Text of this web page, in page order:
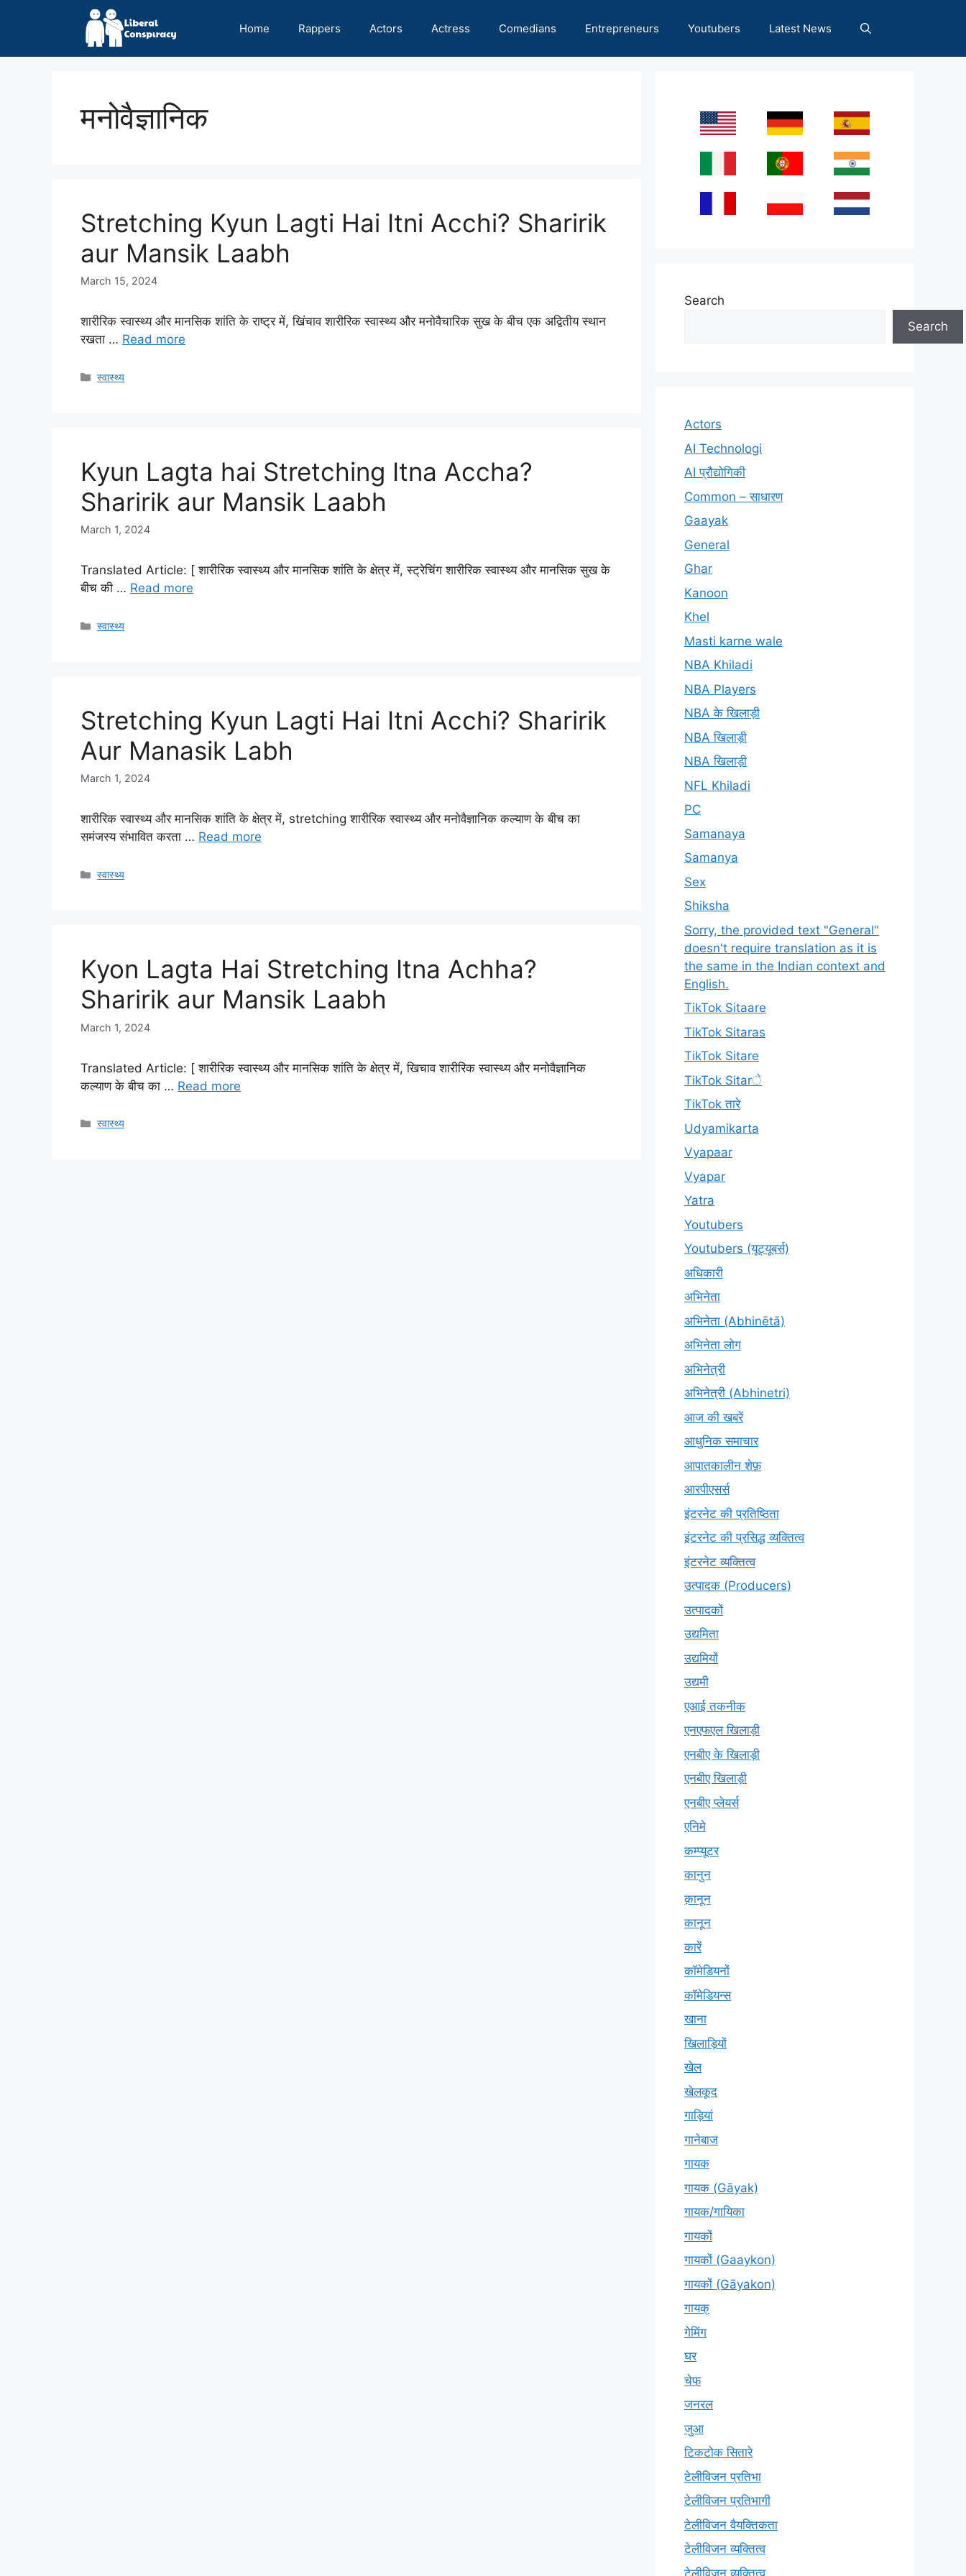
Home Rappers Actors Actress Comedians Entrepreneurs Youtubers Latest News
मनोवैज्ञानिक
Stretching Kyun Lagti Hai Itni Acchi? Sharirik
aur Mansik Laabh
March 15, 2024
शारीरिक स्वास्थ्य और मानसिक शांति के राष्ट्र में, खिंचाव शारीरिक स्वास्थ्य और मनोवैचारिक सुख के बीच एक अद्वितीय स्थान
रखता … Read more
Categories
स्वास्थ्य
Kyun Lagta hai Stretching Itna Accha?
Sharirik aur Mansik Laabh
March 1, 2024
Translated Article: [ शारीरिक स्वास्थ्य और मानसिक शांति के क्षेत्र में, स्ट्रेचिंग शारीरिक स्वास्थ्य और मानसिक सुख के
बीच की … Read more
Categories
स्वास्थ्य
Stretching Kyun Lagti Hai Itni Acchi? Sharirik
Aur Manasik Labh
March 1, 2024
शारीरिक स्वास्थ्य और मानसिक शांति के क्षेत्र में, stretching शारीरिक स्वास्थ्य और मनोवैज्ञानिक कल्याण के बीच का
समंजस्य संभावित करता … Read more
Categories
स्वास्थ्य
Kyon Lagta Hai Stretching Itna Achha?
Sharirik aur Mansik Laabh
March 1, 2024
Translated Article: [ शारीरिक स्वास्थ्य और मानसिक शांति के क्षेत्र में, खिचाव शारीरिक स्वास्थ्य और मनोवैज्ञानिक
कल्याण के बीच का … Read more
Categories
स्वास्थ्य
Search
Search
Actors
AI Technologi
AI प्रौद्योगिकी
Common – साधारण
Gaayak
General
Ghar
Kanoon
Khel
Masti karne wale
NBA Khiladi
NBA Players
NBA के खिलाड़ी
NBA खिलाड़ी
NBA खिलाड़ी
NFL Khiladi
PC
Samanaya
Samanya
Sex
Shiksha
Sorry, the provided text "General"
doesn't require translation as it is
the same in the Indian context and
English.
TikTok Sitaare
TikTok Sitaras
TikTok Sitare
TikTok Sitarे
TikTok तारे
Udyamikarta
Vyapaar
Vyapar
Yatra
Youtubers
Youtubers (यूट्यूबर्स)
अधिकारी
अभिनेता
अभिनेता (Abhinētā)
अभिनेता लोग
अभिनेत्री
अभिनेत्री (Abhinetri)
आज की खबरें
आधुनिक समाचार
आपातकालीन शेफ़
आरपीएसर्स
इंटरनेट की प्रतिष्ठिता
इंटरनेट की प्रसिद्ध व्यक्तित्व
इंटरनेट व्यक्तित्व
उत्पादक (Producers)
उत्पादकों
उद्यमिता
उद्यमियों
उद्यमी
एआई तकनीक
एनएफएल खिलाड़ी
एनबीए के खिलाड़ी
एनबीए खिलाड़ी
एनबीए प्लेयर्स
एनिमे
कम्प्यूटर
कानुन
क़ानून
कानून
कारें
कॉमेडियनों
कॉमेडियन्स
खाना
खिलाड़ियों
खेल
खेलकूद
गाड़ियां
गानेबाज
गायक
गायक (Gāyak)
गायक/गायिका
गायकों
गायकों (Gaaykon)
गायकों (Gāyakon)
गायक्
गेमिंग
घर
चेफ
जनरल
जुआ
टिकटोक सितारे
टेलीविजन प्रतिभा
टेलीविजन प्रतिभागी
टेलीविजन वैयक्तिकता
टेलीविजन व्यक्तित्व
टेलीविज़न व्यक्तित्व